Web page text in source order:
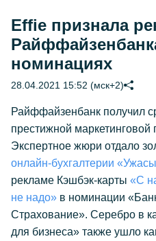
Effie признала
номинациях
28.04.2021 15:52 (мск+2)
Райффайзенбанк получил
престижной
Экспертное жюри отдало
онлайн-бухгалтерии «Ужасы
рекламе Кэшбэк-карты «С
не надо» в номинации
Страхование». Серебро в
для бизнеса» также ушло